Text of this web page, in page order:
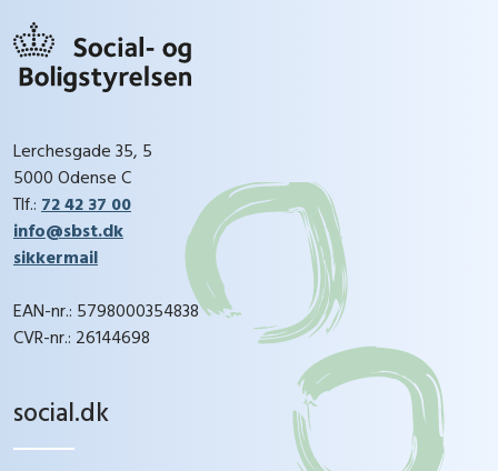
Lerchesgade 35, 5
5000 Odense C
Tlf.: 72 42 37 00
info@sbst.dk
sikkermail
EAN-nr.: 5798000354838
CVR-nr.: 26144698
social.dk